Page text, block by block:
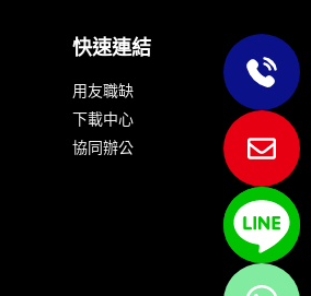
快速連結
用友職缺
下載中心
協同辦公